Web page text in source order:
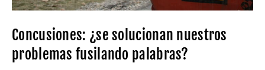
Concusiones: ¿se solucionan nuestros
problemas fusilando palabras?